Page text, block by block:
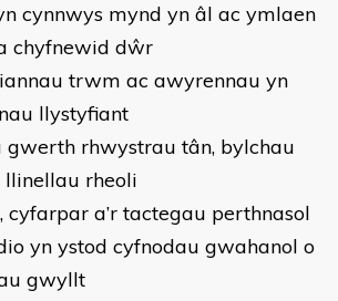
cynnwys mynd yn âl ac ymlaen
chyfnewid dŵr
trwm ac awyrennau yn
llystyfiant
gwerth rhwystrau tân, bylchau
rheoli
cyfarpar a’r tactegau perthnasol
yn ystod cyfnodau gwahanol o
gwyllt